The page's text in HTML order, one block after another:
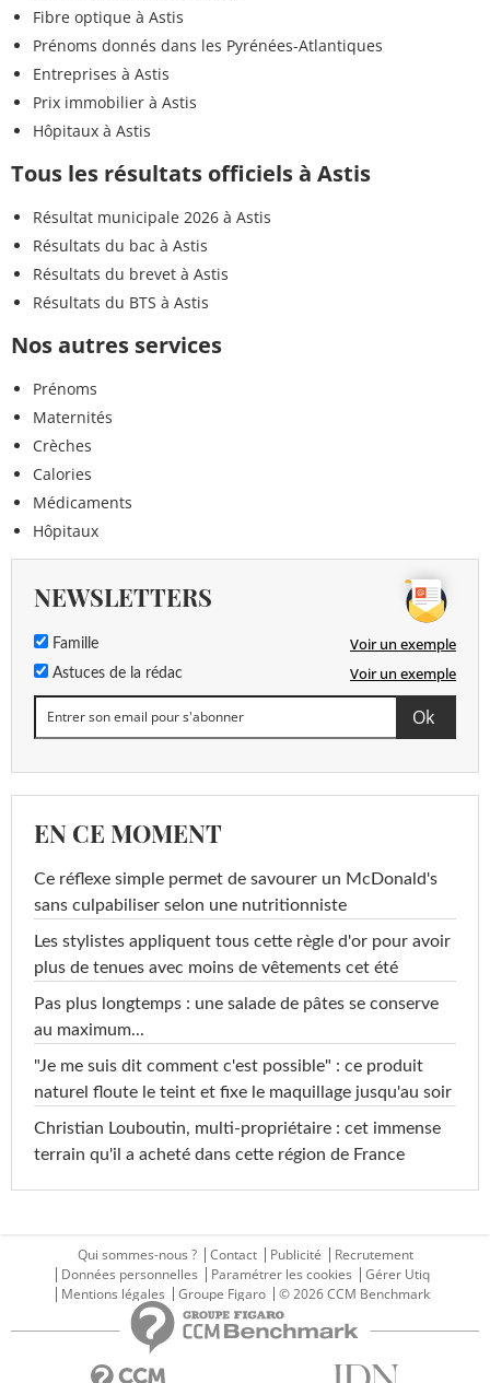
Fibre optique à Astis
Prénoms donnés dans les Pyrénées-Atlantiques
Entreprises à Astis
Prix immobilier à Astis
Hôpitaux à Astis
Tous les résultats officiels à Astis
Résultat municipale 2026 à Astis
Résultats du bac à Astis
Résultats du brevet à Astis
Résultats du BTS à Astis
Nos autres services
Prénoms
Maternités
Crèches
Calories
Médicaments
Hôpitaux
NEWSLETTERS
Famille Voir un exemple
Astuces de la rédac Voir un exemple
EN CE MOMENT
Ce réflexe simple permet de savourer un McDonald's
sans culpabiliser selon une nutritionniste
Les stylistes appliquent tous cette règle d'or pour avoir
plus de tenues avec moins de vêtements cet été
Pas plus longtemps : une salade de pâtes se conserve
au maximum...
"Je me suis dit comment c'est possible" : ce produit
naturel floute le teint et fixe le maquillage jusqu'au soir
Christian Louboutin, multi-propriétaire : cet immense
terrain qu'il a acheté dans cette région de France
Qui sommes-nous ? Contact Publicité
Recrutement
Données personnelles
Paramétrer les cookies
Gérer Utiq
Mentions légales
Groupe Figaro © 2026 CCM Benchmark